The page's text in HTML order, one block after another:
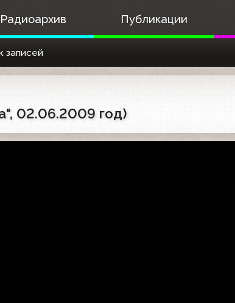
Радиоархив Публикации
записей
02.06.2009 год)